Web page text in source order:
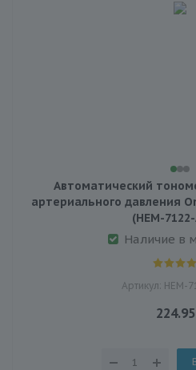
Автоматический
артериального давления
(HEM-
Наличие в
Артикул: HEM-
224.95